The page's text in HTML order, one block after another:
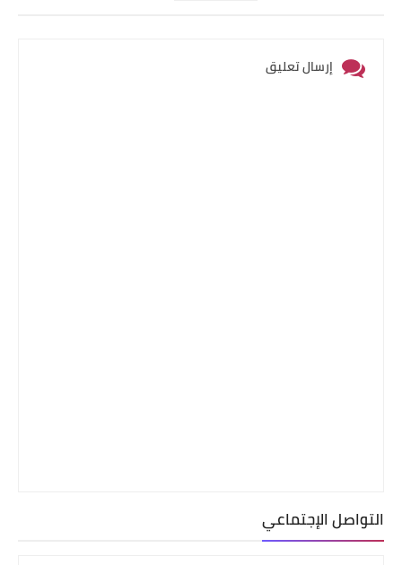
إرسال تعليق
التواصل الإجتماعي